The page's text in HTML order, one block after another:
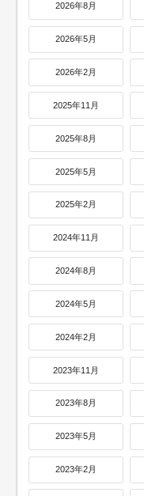
2026年8月
2026年5月
2026年2月
2025年11月
2025年8月
2025年5月
2025年2月
2024年11月
2024年8月
2024年5月
2024年2月
2023年11月
2023年8月
2023年5月
2023年2月